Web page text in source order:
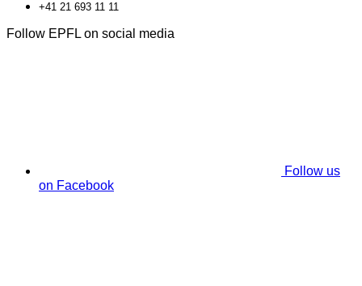
+41 21 693 11 11
Follow EPFL on social media
Follow us
on Facebook